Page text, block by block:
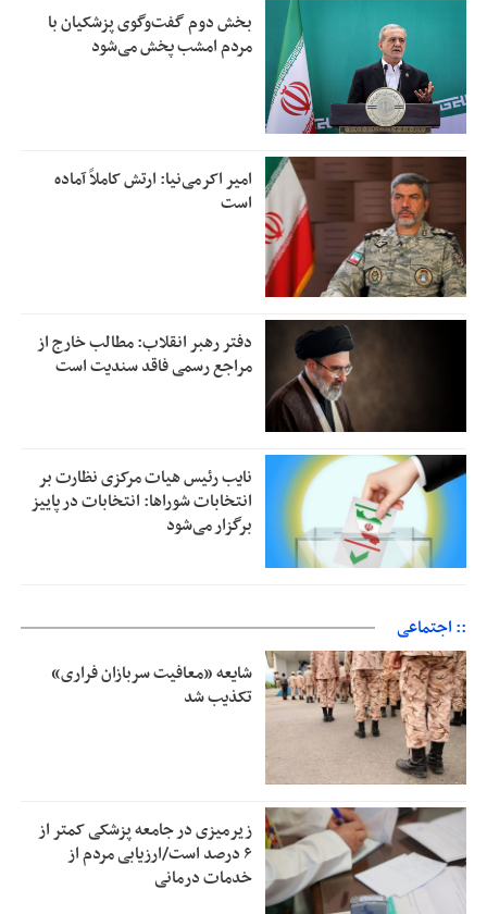
بخش دوم گفت‌وگوی پزشکیان با
مردم امشب پخش می‌شود
امیر اکرمی‌نیا: ارتش کاملاً آماده
است
دفتر رهبر انقلاب: مطالب خارج از
مراجع رسمی فاقد سندیت است
نایب رئیس هیات مرکزی نظارت بر
انتخابات شوراها: انتخابات در پاییز
برگزار می‌شود
:: اجتماعی
شایعه «معافیت سربازان فراری»
تکذیب شد
زیرمیزی در جامعه پزشکی کمتر از
۶ درصد است/ارزیابی مردم از
خدمات درمانی